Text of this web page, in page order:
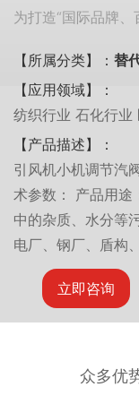
为打造“国际品牌、
【所属分类】： 替
【应用领域】：
纺织行业 石化行业
【产品描述】：
引风机小机调节汽
术参数： 产品用途
中的杂质、水分等
电厂、钢厂、盾构
立即咨询
众多优